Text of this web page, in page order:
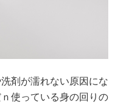
剤が濡れない原因にな
使っている身の回りの